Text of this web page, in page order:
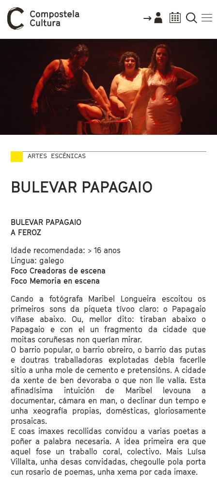
ARTES ESCÉNICAS
Vostede está aquí
BULEVAR PAPAGAIO
BULEVAR PAPAGAIO
A FEROZ
Idade recomendada: > 16 anos
Lingua: galego
Foco Creadoras de escena
Foco Memoria en escena
Cando a fotógrafa Maribel Longueira escoitou os
primeiros sons da piqueta tívoo claro: o Papagaio
víñase abaixo. Ou, mellor dito: tiraban abaixo o
Papagaio e con el un fragmento da cidade que
moitas coruñesas non querían mirar.
O barrio popular, o barrio obreiro, o barrio das putas
e doutras traballadoras explotadas debía facerlle
sitio a unha mole de cemento e pretensións. A cidade
da xente de ben devoraba o que non lle valía. Esta
afinadísima intuición de Maribel levouna a
documentar, cámara en man, o declinar dun tempo e
unha xeografía propias, domésticas, gloriosamente
prosaicas.
E coas imaxes recollidas convidou a varias poetas a
poñer a palabra necesaria. A idea primeira era que
aquel fose un traballo coral, colectivo. Mais Luísa
Villalta, unha desas convidadas, chegoulle pola porta
cun rosario de poemas, unha xema por cada imaxe.